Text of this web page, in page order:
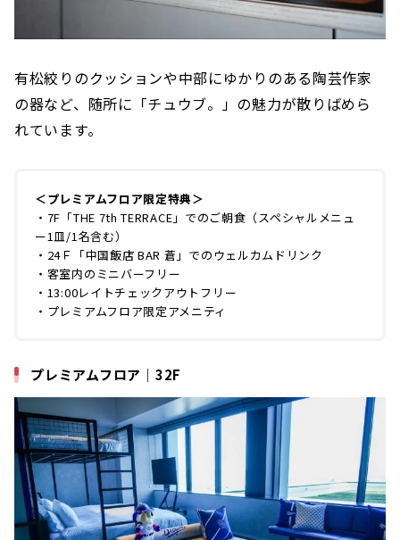
有松絞りのクッションや中部にゆかりのある陶芸作家
の器など、随所に「チュウブ。」の魅力が散りばめら
れています。
＜プレミアムフロア限定特典＞
・7F「THE 7th TERRACE」でのご朝食（スペシャルメニュ
ー1皿/1名含む）
・24Ｆ「中国飯店 BAR 蒼」でのウェルカムドリンク
・客室内のミニバーフリー
・13:00レイトチェックアウトフリー
・プレミアムフロア限定アメニティ
プレミアムフロア｜32F